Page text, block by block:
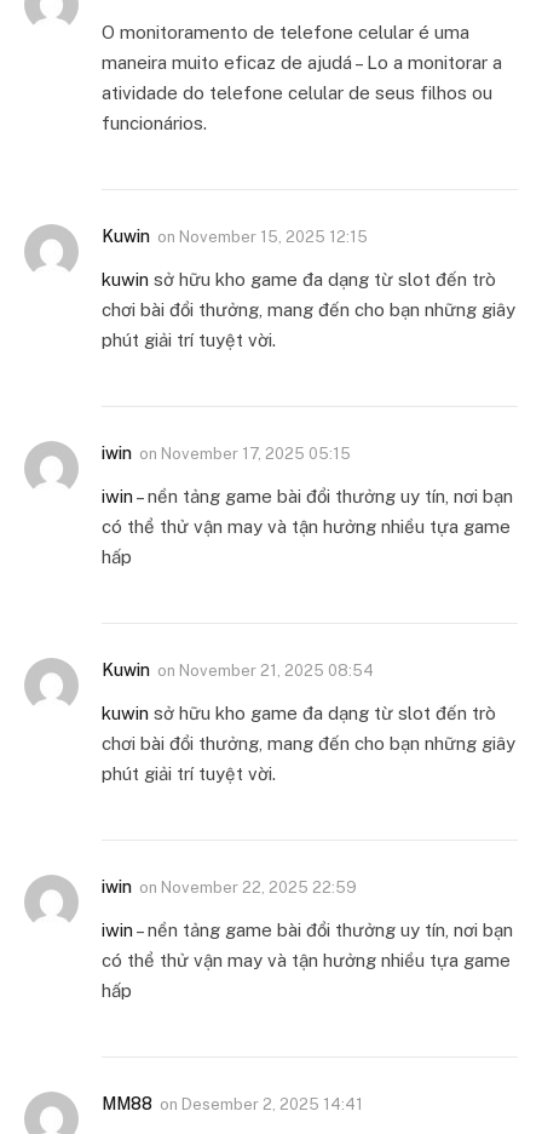
O monitoramento de telefone celular é uma
maneira muito eficaz de ajudá – Lo a monitorar a
atividade do telefone celular de seus filhos ou
funcionários.
Kuwin on November 15, 2025 12:15
kuwin sở hữu kho game đa dạng từ slot đến trò
chơi bài đổi thưởng, mang đến cho bạn những giây
phút giải trí tuyệt vời.
iwin on November 17, 2025 05:15
iwin – nền tảng game bài đổi thưởng uy tín, nơi bạn
có thể thử vận may và tận hưởng nhiều tựa game
hấp
Kuwin on November 21, 2025 08:54
kuwin sở hữu kho game đa dạng từ slot đến trò
chơi bài đổi thưởng, mang đến cho bạn những giây
phút giải trí tuyệt vời.
iwin on November 22, 2025 22:59
iwin – nền tảng game bài đổi thưởng uy tín, nơi bạn
có thể thử vận may và tận hưởng nhiều tựa game
hấp
MM88 on Desember 2, 2025 14:41